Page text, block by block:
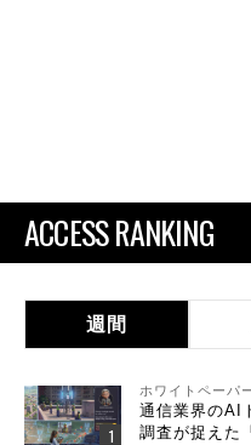
ACCESS RANKING
週間
ホワイトペーパ
通信業界のAI
調査が捉えた